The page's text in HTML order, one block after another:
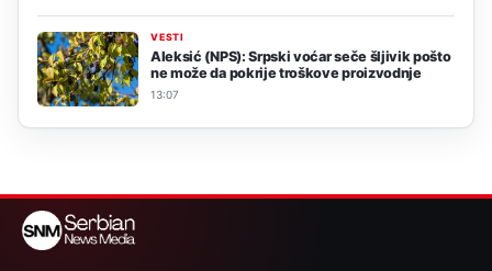
VESTI
Aleksić (NPS): Srpski voćar seče šljivik pošto
ne može da pokrije troškove proizvodnje
13:07